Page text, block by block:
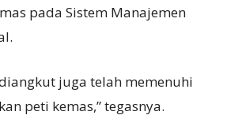
pada Sistem Manajemen
juga telah memenuhi
peti kemas,” tegasnya.